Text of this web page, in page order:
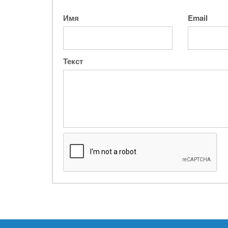
Имя Email
Текст